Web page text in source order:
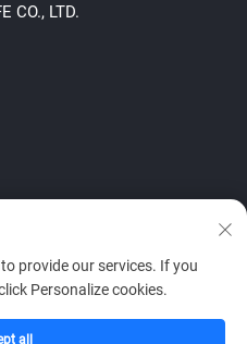
CO., LTD.
provide our services. If you
Personalize cookies.
all